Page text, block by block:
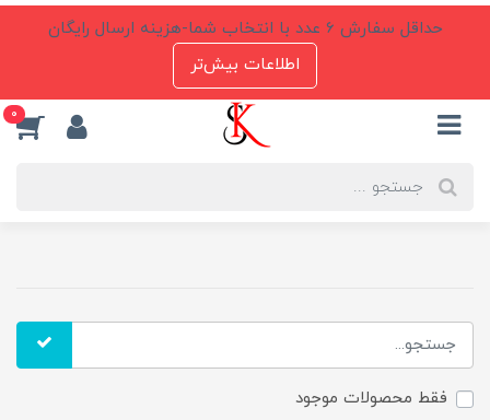
حداقل سفارش 6 عدد با انتخاب شما-هزینه ارسال رایگان
اطلاعات بیش‌تر
0
فقط محصولات موجود